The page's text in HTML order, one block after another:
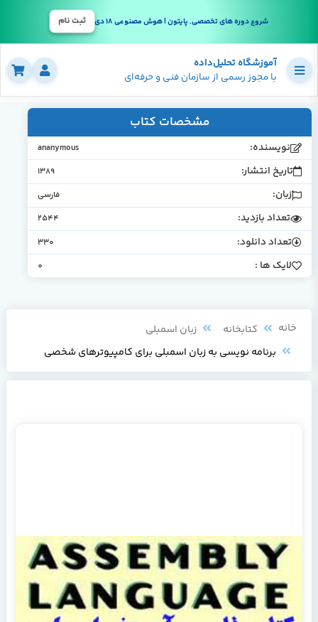
شروع دوره های تخصصی, پایتون | هوش مصنوعی 18 دی ثبت نام
آموزشگاه تحلیل‌داده
با مجوز رسمی از سازمان فنی و حرفه‌ای
مشخصات کتاب
نویسنده: ananymous
تاریخ انتشار: 1389
زبان: فارسی
تعداد بازدید: 2544
تعداد دانلود: 330
لایک ها : 0
خانه کتابخانه
زبان اسمبلی
برنامه نويسي به زبان اسمبلي براي كامپيوترهاي شخصي